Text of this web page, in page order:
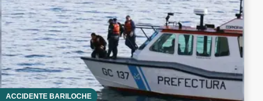
ACCIDENTE BARILOCHE